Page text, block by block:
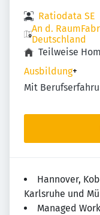
Ratiodata SE
An d.
Deutschland
Teilweise
Ausbildung+
Mit
Hannover,
Karlsruhe und
Managed